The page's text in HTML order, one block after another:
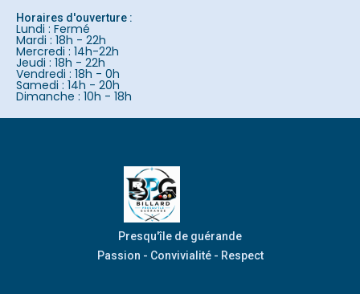
Horaires d'ouverture :
Lundi : Fermé
Mardi : 18h - 22h
Mercredi : 14h-22h
Jeudi : 18h - 22h
Vendredi : 18h - 0h
Samedi : 14h - 20h
Dimanche : 10h - 18h
Presqu'île de guérande
Passion - Convivialité - Respect